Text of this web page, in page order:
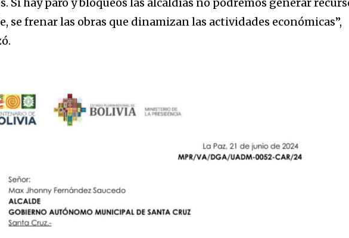
se frenar las obras que dinamizan las actividades económicas”,